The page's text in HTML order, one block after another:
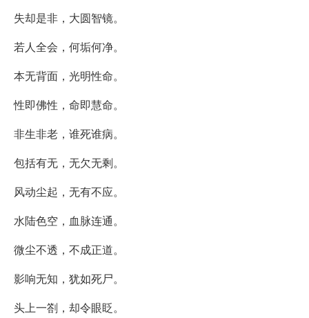
失却是非，大圆智镜。
若人全会，何垢何净。
本无背面，光明性命。
性即佛性，命即慧命。
非生非老，谁死谁病。
包括有无，无欠无剩。
风动尘起，无有不应。
水陆色空，血脉连通。
微尘不透，不成正道。
影响无知，犹如死尸。
头上一劄，却令眼眨。